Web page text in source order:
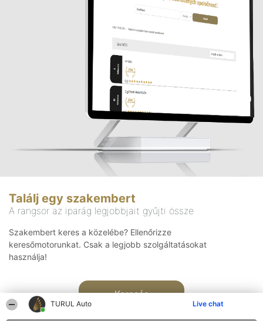
TURUL Auto Live chat
Találj egy szakembert
A rangsor az iparág legjobbjait gyűjti össze
Szakembert keres a közelébe? Ellenőrizze
keresőmotorunkat. Csak a legjobb szolgáltatásokat
használja!
Keresés